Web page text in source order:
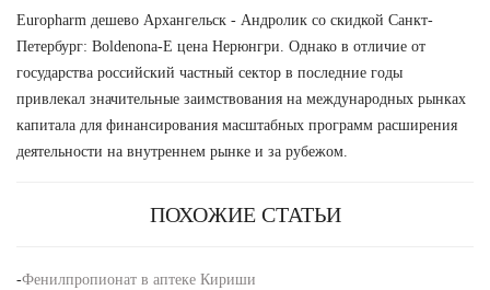
Europharm дешево Архангельск - Андролик со скидкой Санкт-
Петербург: Boldenona-E цена Нерюнгри. Однако в отличие от
государства российский частный сектор в последние годы
привлекал значительные заимствования на международных рынках
капитала для финансирования масштабных программ расширения
деятельности на внутреннем рынке и за рубежом.
ПОХОЖИЕ СТАТЬИ
-Фенилпропионат в аптеке Кириши